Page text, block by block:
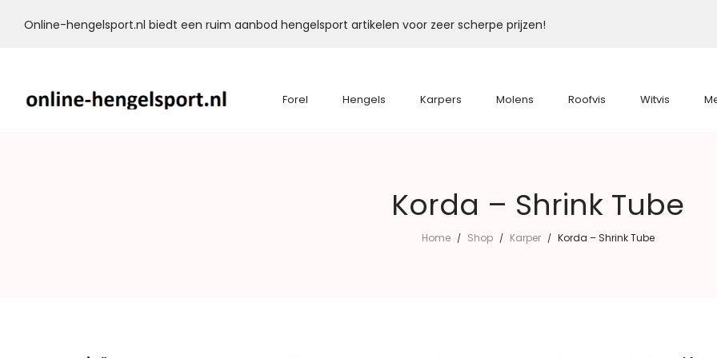
Online-hengelsport.nl biedt een ruim aanbod hengelsport artikelen voor zeer scherpe prijzen!
Forel Hengels Karpers Molens Roofvis Witvis
Korda – Shrink Tube
Home / Shop / Karper / Korda – Shrink Tube